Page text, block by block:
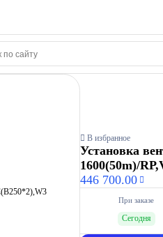
В избранное
Установка
1600(50m)/
446 700.00
При заказе
Сегодня